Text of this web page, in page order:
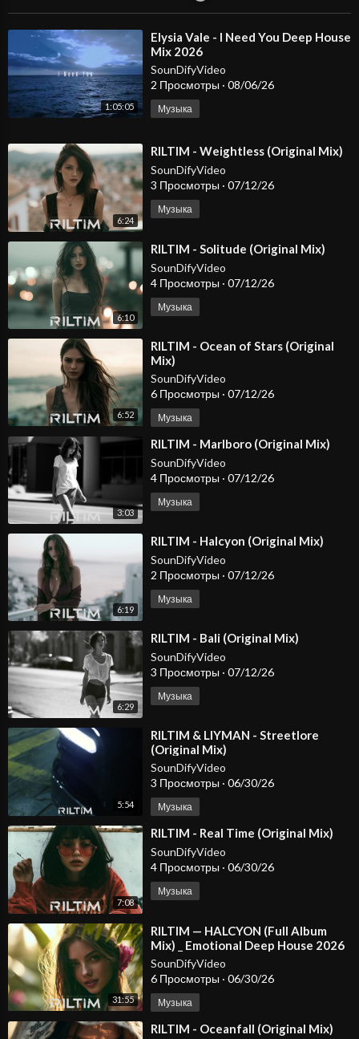
◉VK Music➤https://vk.com/artist/6170933909704960136
👉 Hit Subscribe to be the first to hear new releases and dive in
to the world of music that stays in your heart!
©RILTIM - All rights reserved
©RILTIM - Все права защищены
1:05:05
⁣Elysia Vale - I Need You Deep House
Mix 2026
SounDifyVideo
2 Просмотры · 08/06/26
Музыка
6:24
⁣RILTIM - Weightless (Original Mix)
SounDifyVideo
3 Просмотры · 07/12/26
Музыка
6:10
⁣RILTIM - Solitude (Original Mix)
SounDifyVideo
4 Просмотры · 07/12/26
Музыка
6:52
⁣RILTIM - Ocean of Stars (Original
Mix)
SounDifyVideo
6 Просмотры · 07/12/26
Музыка
3:03
⁣RILTIM - Marlboro (Original Mix)
SounDifyVideo
4 Просмотры · 07/12/26
Музыка
6:19
⁣RILTIM - Halcyon (Original Mix)
SounDifyVideo
2 Просмотры · 07/12/26
Музыка
6:29
⁣RILTIM - Bali (Original Mix)
SounDifyVideo
3 Просмотры · 07/12/26
Музыка
5:54
⁣RILTIM & LIYMAN - Streetlore
(Original Mix)
SounDifyVideo
3 Просмотры · 06/30/26
Музыка
7:08
⁣RILTIM - Real Time (Original Mix)
SounDifyVideo
4 Просмотры · 06/30/26
Музыка
31:55
⁣RILTIM — HALCYON (Full Album
Mix) _ Emotional Deep House 2026
SounDifyVideo
6 Просмотры · 06/30/26
Музыка
⁣RILTIM - Oceanfall (Original Mix)